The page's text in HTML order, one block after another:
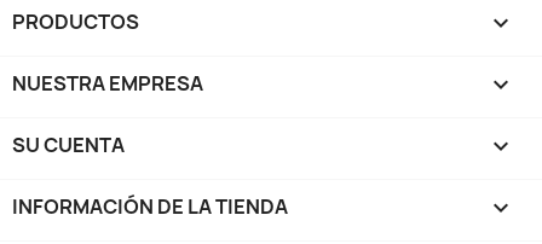
PRODUCTOS 
NUESTRA EMPRESA 
SU CUENTA 
INFORMACIÓN DE LA TIENDA keyboard_arrow_down